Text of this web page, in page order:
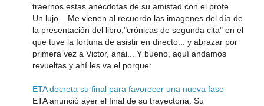
traernos estas anécdotas de su amistad con el profe.
Un lujo... Me vienen al recuerdo las imagenes del día de
la presentación del libro,"crónicas de segunda cita" en el
que tuve la fortuna de asistir en directo... y abrazar por
primera vez a Victor, anai... Y bueno, aquí andamos
revueltas y ahí les va el porque:
ETA decreta su final para favorecer una nueva fase
ETA anunció ayer el final de su trayectoria. Su